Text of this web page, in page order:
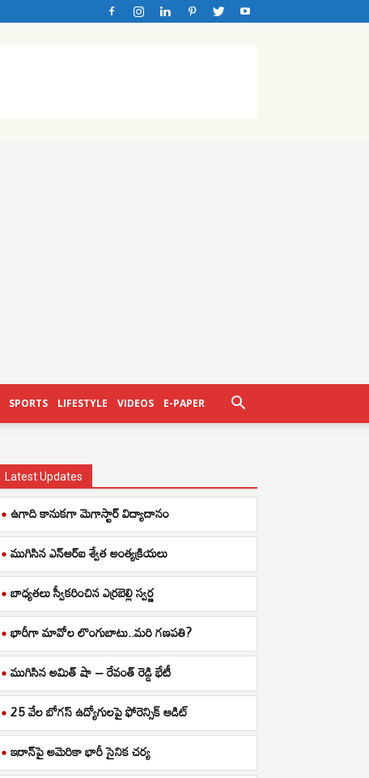
SPORTS LIFESTYLE VIDEOS E-PAPER
Latest Updates
ఉగాది కానుకగా మెగాస్టార్ విద్యాదానం
ముగిసిన ఎన్ఆర్ఐ శ్వేత అంత్యక్రియలు
బాధ్యతలు స్వీకరించిన ఎర్రబెల్లి స్వర్ణ
భారీగా మావోల లొంగుబాటు..మరి గణపతి?
ముగిసిన అమిత్ షా – రేవంత్ రెడ్డి భేటీ
25 వేల బోగస్ ఉద్యోగులపై ఫోరెన్సిక్ ఆడిట్
ఇరాన్‌పై అమెరికా భారీ సైనిక చర్య